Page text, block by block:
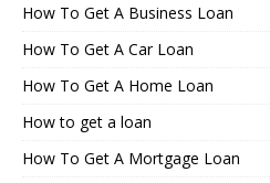
How To Get A Business Loan
How To Get A Car Loan
How To Get A Home Loan
How to get a loan
How To Get A Mortgage Loan